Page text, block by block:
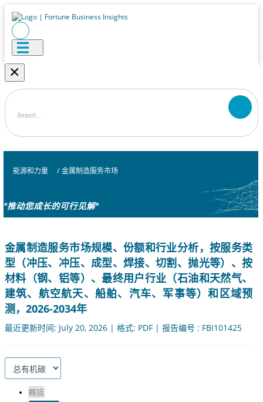
×
能源和力量 / 金属制造服务市场
"推动您成长的可行见解"
金属制造服务市场规模、份额和行业分析，按服务类
型（冲压、冲压、成型、焊接、切割、抛光等）、按
材料（钢、铝等）、最终用户行业（石油和天然气、
建筑、航空航天、船舶、汽车、军事等）和区域预
测，2026-2034年
最近更新时间: July 20, 2026 | 格式: PDF | 报告编号 : FBI101425
概括